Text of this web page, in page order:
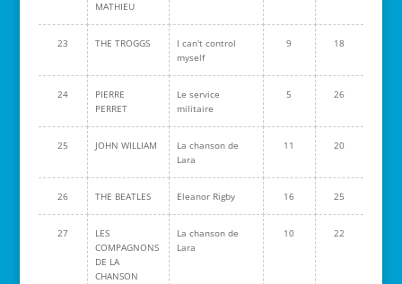
MATHIEU
23 THE TROGGS
I can't control
myself
9 18
24
PIERRE
PERRET
Le service
militaire
5 26
25 JOHN WILLIAM
La chanson de
Lara
11 20
26 THE BEATLES Eleanor Rigby 16 25
27
LES
COMPAGNONS
DE LA
CHANSON
La chanson de
Lara
10 22